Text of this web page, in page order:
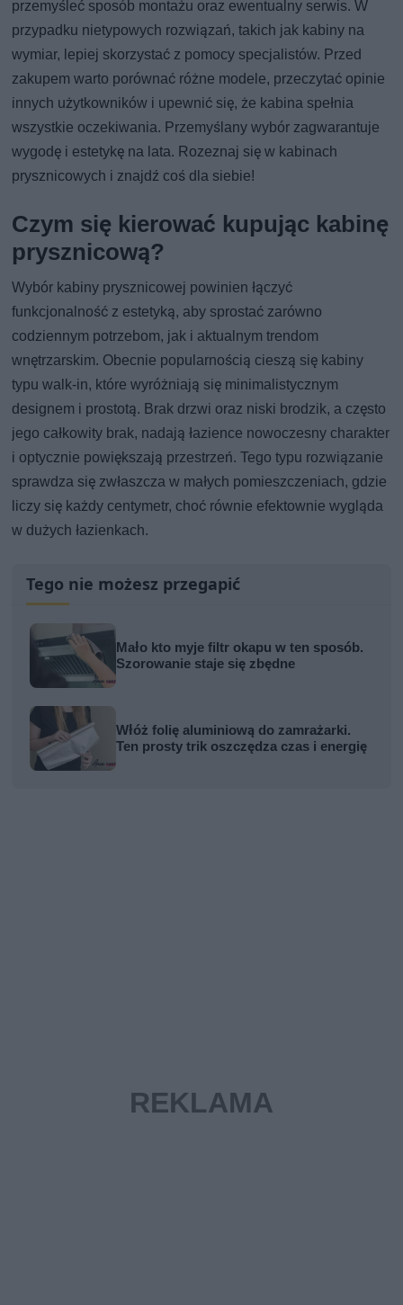
przemyśleć sposób montażu oraz ewentualny serwis. W
przypadku nietypowych rozwiązań, takich jak kabiny na
wymiar, lepiej skorzystać z pomocy specjalistów. Przed
zakupem warto porównać różne modele, przeczytać opinie
innych użytkowników i upewnić się, że kabina spełnia
wszystkie oczekiwania. Przemyślany wybór zagwarantuje
wygodę i estetykę na lata. Rozeznaj się w kabinach
prysznicowych i znajdź coś dla siebie!
Czym się kierować kupując kabinę
prysznicową?
Wybór kabiny prysznicowej powinien łączyć
funkcjonalność z estetyką, aby sprostać zarówno
codziennym potrzebom, jak i aktualnym trendom
wnętrzarskim. Obecnie popularnością cieszą się kabiny
typu walk-in, które wyróżniają się minimalistycznym
designem i prostotą. Brak drzwi oraz niski brodzik, a często
jego całkowity brak, nadają łazience nowoczesny charakter
i optycznie powiększają przestrzeń. Tego typu rozwiązanie
sprawdza się zwłaszcza w małych pomieszczeniach, gdzie
liczy się każdy centymetr, choć równie efektownie wygląda
w dużych łazienkach.
Tego nie możesz przegapić
Mało kto myje filtr okapu w ten sposób.
Szorowanie staje się zbędne
Włóż folię aluminiową do zamrażarki.
Ten prosty trik oszczędza czas i energię